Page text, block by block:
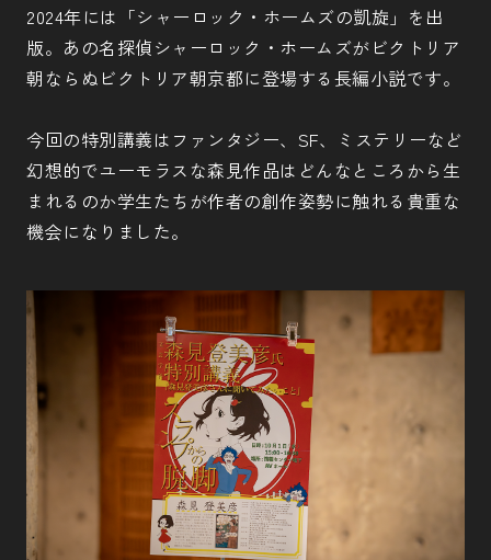
2024年には「シャーロック・ホームズの凱旋」を出
版。あの名探偵シャーロック・ホームズがビクトリア
朝ならぬビクトリア朝京都に登場する長編小説です。
今回の特別講義はファンタジー、SF、ミステリーなど
幻想的でユーモラスな森見作品はどんなところから生
まれるのか学生たちが作者の創作姿勢に触れる貴重な
機会になりました。